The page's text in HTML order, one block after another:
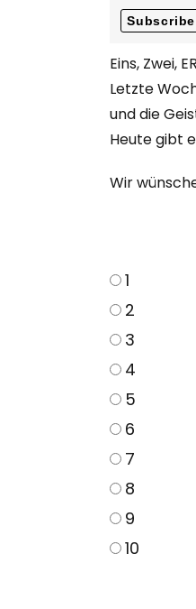
Eins, Zwei,
Letzte
und die
Heute gibt
Wir
1
2
3
4
5
6
7
8
9
10